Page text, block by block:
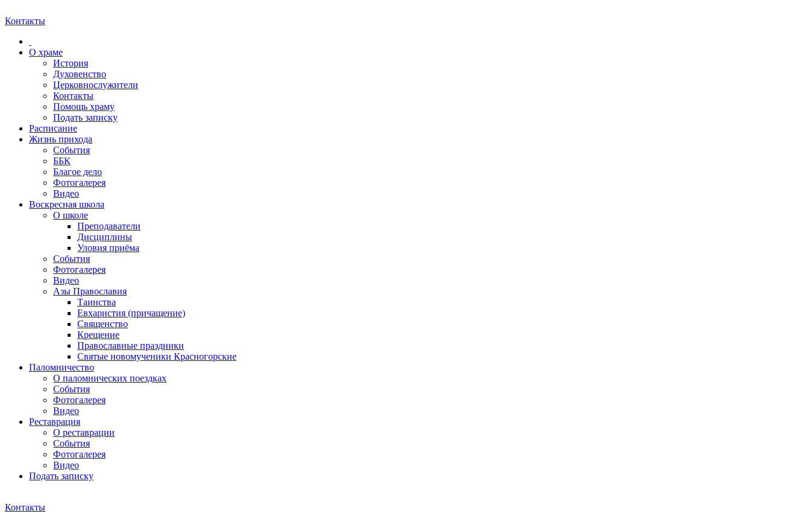
Контакты
О храме
История
Духовенство
Церковнослужители
Контакты
Помощь храму
Подать записку
Расписание
Жизнь прихода
События
ББК
Благое дело
Фотогалерея
Видео
Воскресная школа
О школе
Преподаватели
Дисциплины
Уловия приёма
События
Фотогалерея
Видео
Азы Православия
Таинства
Евхаристия (причащение)
Священство
Крещение
Православные праздники
Святые новомученики Красногорские
Паломничество
О паломнических поездках
События
Фотогалерея
Видео
Реставрация
О реставрации
События
Фотогалерея
Видео
Подать записку
Контакты